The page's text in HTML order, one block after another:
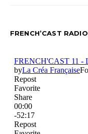
FRENCH’CAST RADIO